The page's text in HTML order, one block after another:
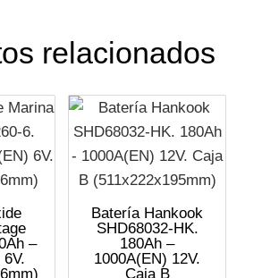
relacionados
–
Batería Hankook
SHD68032-HK.
180Ah –
1000A(EN) 12V.
Caja B